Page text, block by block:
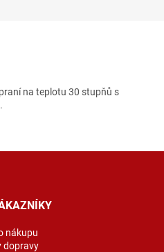
na teplotu 30 stupňů s
nákupu
dopravy